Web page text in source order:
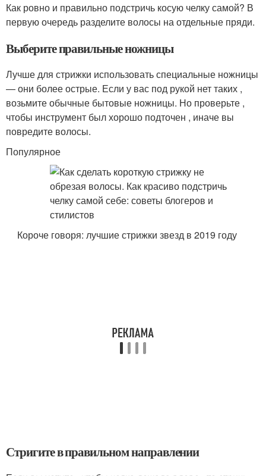
Как ровно и правильно подстричь косую челку самой? В
первую очередь разделите волосы на отдельные пряди.
Выберите правильные ножницы
Лучше для стрижки использовать специальные ножницы
— они более острые. Если у вас под рукой нет таких ,
возьмите обычные бытовые ножницы. Но проверьте ,
чтобы инструмент был хорошо подточен , иначе вы
повредите волосы.
Популярное
Короче говоря: лучшие стрижки звезд в 2019 году
Стригите в правильном направлении